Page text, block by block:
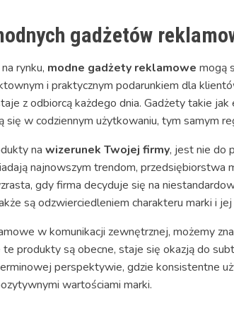
gadżetów
rynku, modne gadżety reklamowe mogą
i praktycznym podarunkiem dla
z odbiorcą każdego dnia. Gadżety takie
się w codziennym użytkowaniu, tym samym
na wizerunek Twojej firmy, jest nie do
najnowszym trendom,
gdy firma decyduje się na
są odzwierciedleniem charakteru marki i jej
w komunikacji zewnętrznej, możemy
produkty są obecne, staje się okazją do
perspektywie, gdzie konsistentne
wartościami marki.